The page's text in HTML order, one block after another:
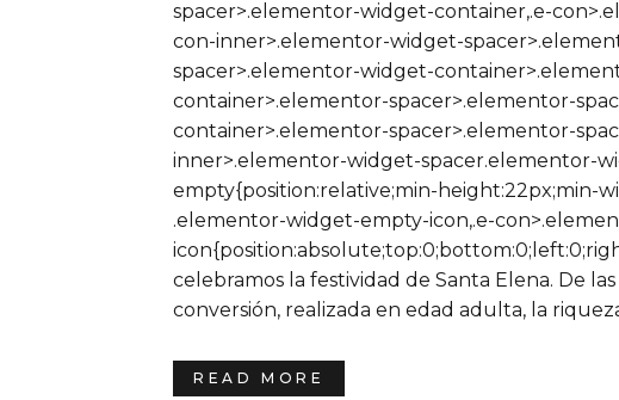
spacer>.elementor-widget-container,.e-
con-inner>.elementor-widget-
spacer>.elementor-widget-
container>.elementor-spacer>.elementor-
container>.elementor-spacer>.elementor-
inner>.elementor-widget-spacer.elementor-
empty{position:relative;min-height:22px;min-
.elementor-widget-empty-icon,.e-
celebramos la festividad de Santa Elena. De
conversión, realizada en edad adulta, la
READ MORE